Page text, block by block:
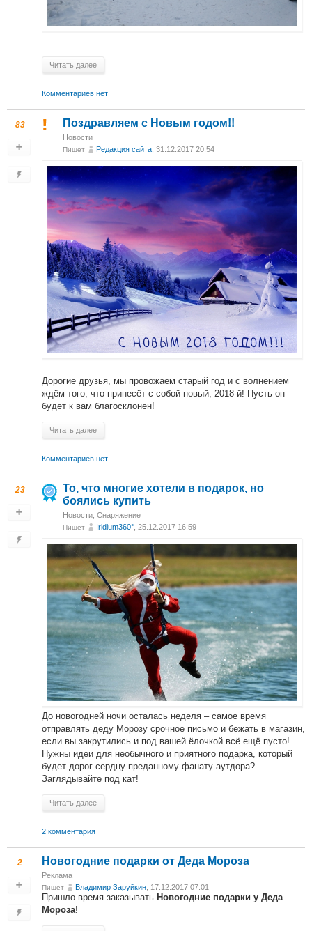
Читать далее
Комментариев нет
83 Поздравляем с Новым годом!!
Новости
Пишет Редакция сайта, 31.12.2017 20:54
Дорогие друзья, мы провожаем старый год и с волнением
ждём того, что принесёт с собой новый, 2018-й! Пусть он
будет к вам благосклонен!
Читать далее
Комментариев нет
23
То, что многие хотели в подарок, но
боялись купить
Новости Снаряжение
Пишет Iridium360° , 25.12.2017 16:59
До новогодней ночи осталась неделя – самое время
отправлять деду Морозу срочное письмо и бежать в магазин,
если вы закрутились и под вашей ёлочкой всё ещё пусто!
Нужны идеи для необычного и приятного подарка, который
будет дорог сердцу преданному фанату аутдора?
Заглядывайте под кат!
Читать далее
2 комментария
2 Новогодние подарки от Деда Мороза
Реклама
Пишет Владимир Заруйкин , 17.12.2017 07:01
Пришло время заказывать Новогодние подарки у Деда
Мороза!